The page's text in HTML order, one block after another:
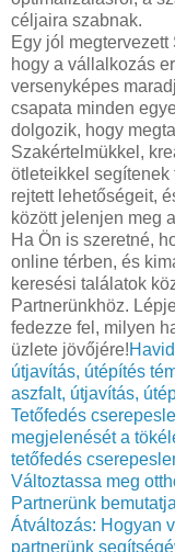
céljaira szabnak.
Egy jól
hogy a vállalkozás
versenyképes
csapata minden
dolgozik, hogy
Szakértelmükkel,
ötleteikkel
rejtett lehetőségeit,
között jelenjen meg
Ha Ön is szeretné,
online térben, és
keresési találatok
Partnerünkhöz.
fedezze fel, milyen
üzlete jövőjére!
útjavítás, útépítés
aszfalt, útjavítás,
Tetőfedés
megjelenését a
tetőfedés
Változtassa meg
Partnerünk
Átváltozás: Hogyan
partnerünk